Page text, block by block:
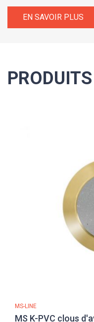
EN SAVOIR PLUS
MS-LINE
MS K-PVC clous